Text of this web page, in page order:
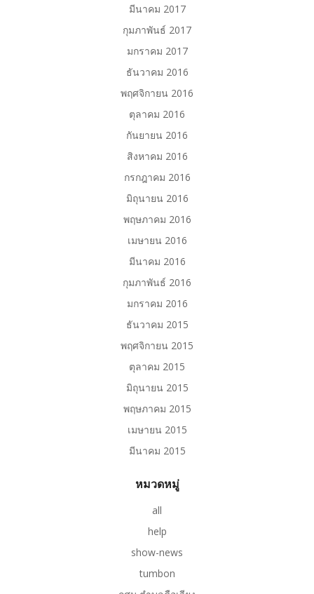
มีนาคม 2017
กุมภาพันธ์ 2017
มกราคม 2017
ธันวาคม 2016
พฤศจิกายน 2016
ตุลาคม 2016
กันยายน 2016
สิงหาคม 2016
กรกฎาคม 2016
มิถุนายน 2016
พฤษภาคม 2016
เมษายน 2016
มีนาคม 2016
กุมภาพันธ์ 2016
มกราคม 2016
ธันวาคม 2015
พฤศจิกายน 2015
ตุลาคม 2015
มิถุนายน 2015
พฤษภาคม 2015
เมษายน 2015
มีนาคม 2015
หมวดหมู่
all
help
show-news
tumbon